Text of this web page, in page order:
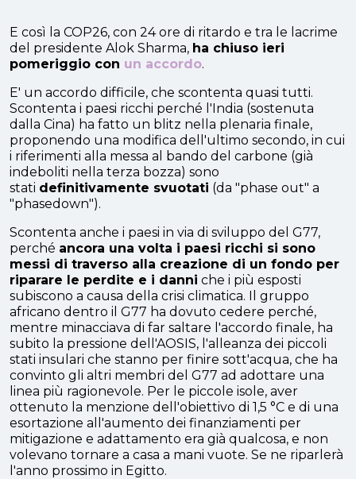
E così la COP26, con 24 ore di ritardo e tra le lacrime
del presidente Alok Sharma, ha chiuso ieri
pomeriggio con un accordo.
E' un accordo difficile, che scontenta quasi tutti.
Scontenta i paesi ricchi perché l'India (sostenuta
dalla Cina) ha fatto un blitz nella plenaria finale,
proponendo una modifica dell'ultimo secondo, in cui
i riferimenti alla messa al bando del carbone (già
indeboliti nella terza bozza) sono
stati definitivamente svuotati (da "phase out" a
"phasedown").
Scontenta anche i paesi in via di sviluppo del G77,
perché ancora una volta i paesi ricchi si sono
messi di traverso alla creazione di un fondo per
riparare le perdite e i danni che i più esposti
subiscono a causa della crisi climatica. Il gruppo
africano dentro il G77 ha dovuto cedere perché,
mentre minacciava di far saltare l'accordo finale, ha
subito la pressione dell'AOSIS, l'alleanza dei piccoli
stati insulari che stanno per finire sott'acqua, che ha
convinto gli altri membri del G77 ad adottare una
linea più ragionevole. Per le piccole isole, aver
ottenuto la menzione dell'obiettivo di 1,5 °C e di una
esortazione all'aumento dei finanziamenti per
mitigazione e adattamento era già qualcosa, e non
volevano tornare a casa a mani vuote. Se ne riparlerà
l'anno prossimo in Egitto.